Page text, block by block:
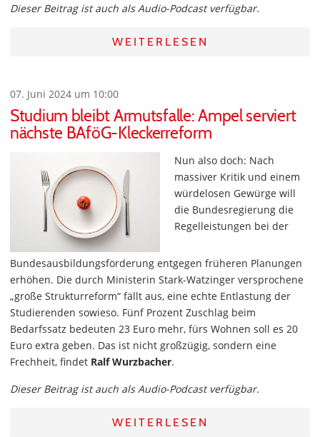
Dieser Beitrag ist auch als Audio-Podcast verfügbar.
WEITERLESEN
07. Juni 2024 um 10:00
Studium bleibt Armutsfalle: Ampel serviert
nächste BAföG-Kleckerreform
Nun also doch: Nach
massiver Kritik und einem
würdelosen Gewürge will
die Bundesregierung die
Regelleistungen bei der
Bundesausbildungsförderung entgegen früheren Planungen
erhöhen. Die durch Ministerin Stark-Watzinger versprochene
„große Strukturreform“ fällt aus, eine echte Entlastung der
Studierenden sowieso. Fünf Prozent Zuschlag beim
Bedarfssatz bedeuten 23 Euro mehr, fürs Wohnen soll es 20
Euro extra geben. Das ist nicht großzügig, sondern eine
Frechheit, findet Ralf Wurzbacher.
Dieser Beitrag ist auch als Audio-Podcast verfügbar.
WEITERLESEN